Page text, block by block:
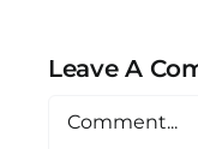
Leave A
Comment